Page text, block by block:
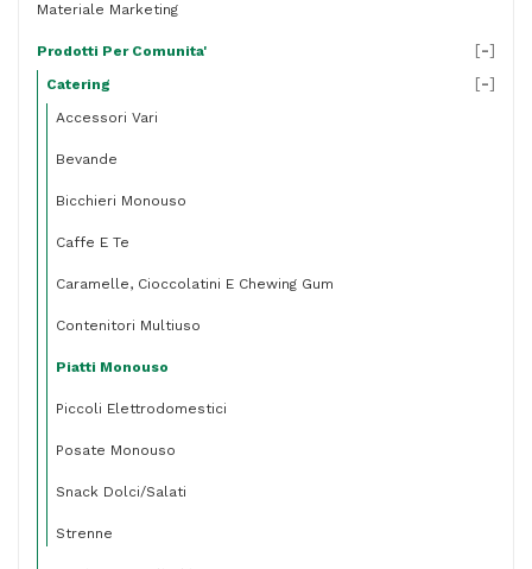
Materiale Marketing
Prodotti Per Comunita'
Catering
Accessori Vari
Bevande
Bicchieri Monouso
Caffe E Te
Caramelle, Cioccolatini E Chewing Gum
Contenitori Multiuso
Piatti Monouso
Piccoli Elettrodomestici
Posate Monouso
Snack Dolci/salati
Strenne
[-]
[-]